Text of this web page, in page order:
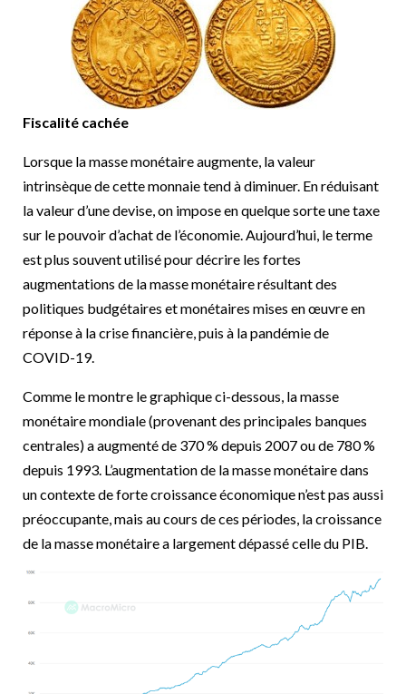
Fiscalité cachée
Lorsque la masse monétaire augmente, la valeur
intrinsèque de cette monnaie tend à diminuer. En réduisant
la valeur d’une devise, on impose en quelque sorte une taxe
sur le pouvoir d’achat de l’économie. Aujourd’hui, le terme
est plus souvent utilisé pour décrire les fortes
augmentations de la masse monétaire résultant des
politiques budgétaires et monétaires mises en œuvre en
réponse à la crise financière, puis à la pandémie de
COVID-19.
Comme le montre le graphique ci-dessous, la masse
monétaire mondiale (provenant des principales banques
centrales) a augmenté de 370 % depuis 2007 ou de 780 %
depuis 1993. L’augmentation de la masse monétaire dans
un contexte de forte croissance économique n’est pas aussi
préoccupante, mais au cours de ces périodes, la croissance
de la masse monétaire a largement dépassé celle du PIB.